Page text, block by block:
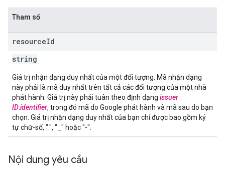
Tham số
resourceId
string
Giá trị nhận dạng duy nhất của một đối tượng. Mã nhận dạng
này phải là mã duy nhất trên tất cả các đối tượng của một nhà
phát hành. Giá trị này phải tuân theo định dạng issuer
IDidentifier, trong đó mã do Google phát hành và mã sau do bạn
chọn. Giá trị nhận dạng duy nhất của bạn chỉ được bao gồm ký
tự chữ-số, ".", "_" hoặc "-".
Nội dung yêu cầu